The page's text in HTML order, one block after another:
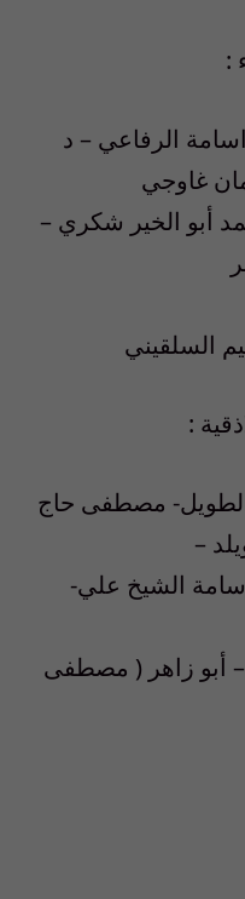
:
الرفاعي – د
غاوجي
أبو الخير شكري –
السلقيني
:
مصطفى حاج
–
الشيخ علي-
أبو زاهر ( مصطفى